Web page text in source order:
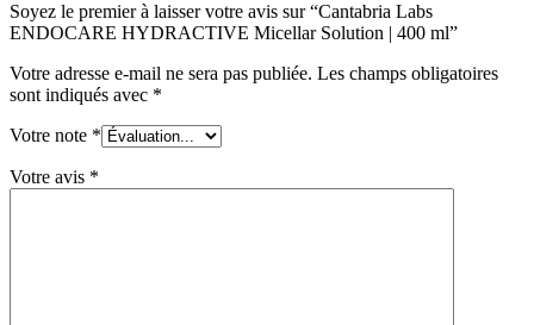
Soyez le premier à laisser votre avis sur “Cantabria Labs
ENDOCARE HYDRACTIVE Micellar Solution | 400 ml”
Votre adresse e-mail ne sera pas publiée. Les champs obligatoires
sont indiqués avec *
Votre note *
Votre avis *